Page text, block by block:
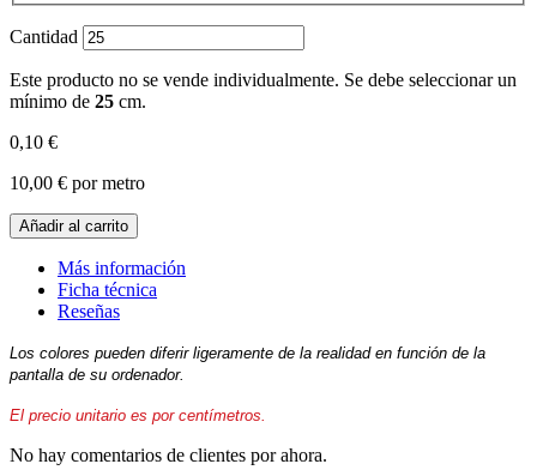
Cantidad
Este producto no se vende individualmente. Se debe seleccionar un
mínimo de 25 cm.
0,10 €
10,00 € por metro
Añadir al carrito
Más información
Ficha técnica
Reseñas
Los colores pueden diferir ligeramente de la realidad en función de la
pantalla de su ordenador.
El precio unitario es por centímetros.
No hay comentarios de clientes por ahora.